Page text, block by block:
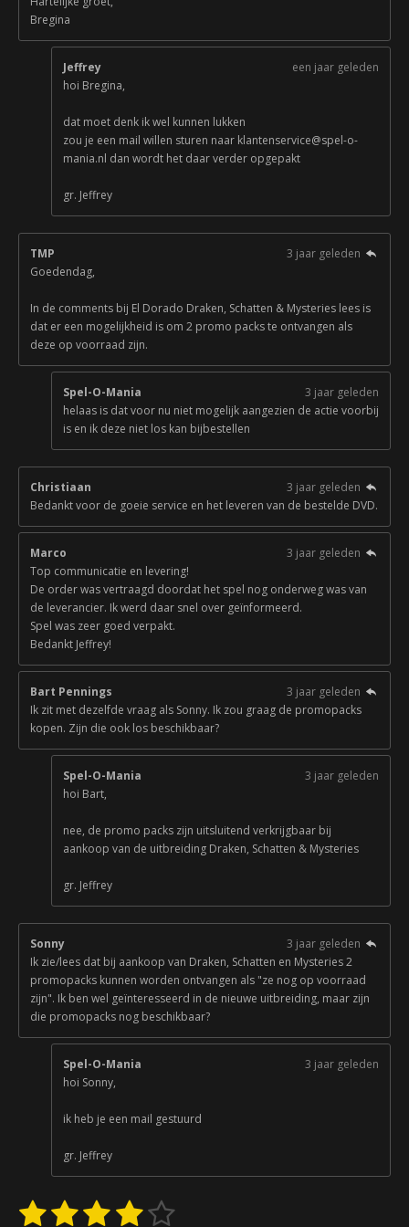
Bregina
Jeffrey
een jaar geleden
hoi Bregina,
dat moet denk ik wel kunnen lukken
zou je een mail willen sturen naar klantenservice@spel-o-
mania.nl dan wordt het daar verder opgepakt
gr. Jeffrey
TMP
3 jaar geleden
Goedendag,
In de comments bij El Dorado Draken, Schatten & Mysteries lees is
dat er een mogelijkheid is om 2 promo packs te ontvangen als
deze op voorraad zijn.
Spel-O-Mania
3 jaar geleden
helaas is dat voor nu niet mogelijk aangezien de actie voorbij
is en ik deze niet los kan bijbestellen
Christiaan
3 jaar geleden
Bedankt voor de goeie service en het leveren van de bestelde DVD.
Marco
3 jaar geleden
Top communicatie en levering!
De order was vertraagd doordat het spel nog onderweg was van
de leverancier. Ik werd daar snel over geïnformeerd.
Spel was zeer goed verpakt.
Bedankt Jeffrey!
Bart Pennings
3 jaar geleden
Ik zit met dezelfde vraag als Sonny. Ik zou graag de promopacks
kopen. Zijn die ook los beschikbaar?
Spel-O-Mania
3 jaar geleden
hoi Bart,
nee, de promo packs zijn uitsluitend verkrijgbaar bij
aankoop van de uitbreiding Draken, Schatten & Mysteries
gr. Jeffrey
Sonny
3 jaar geleden
Ik zie/lees dat bij aankoop van Draken, Schatten en Mysteries 2
promopacks kunnen worden ontvangen als "ze nog op voorraad
zijn". Ik ben wel geïnteresseerd in de nieuwe uitbreiding, maar zijn
die promopacks nog beschikbaar?
Spel-O-Mania
3 jaar geleden
hoi Sonny,
ik heb je een mail gestuurd
gr. Jeffrey
R
1 2 3 4 5